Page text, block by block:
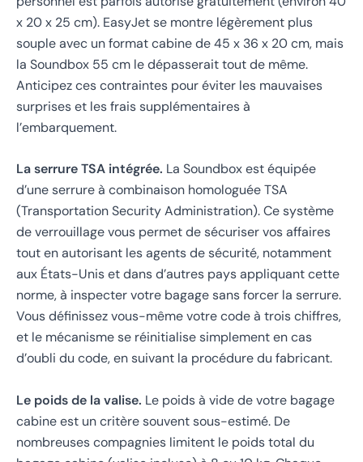
x 20 x 25 cm). EasyJet se montre légèrement plus
souple avec un format cabine de 45 x 36 x 20 cm, mais
la Soundbox 55 cm le dépasserait tout de même.
Anticipez ces contraintes pour éviter les mauvaises
surprises et les frais supplémentaires à
l’embarquement.
La serrure TSA intégrée. La Soundbox est équipée
d’une serrure à combinaison homologuée TSA
(Transportation Security Administration). Ce système
de verrouillage vous permet de sécuriser vos affaires
tout en autorisant les agents de sécurité, notamment
aux États-Unis et dans d’autres pays appliquant cette
norme, à inspecter votre bagage sans forcer la serrure.
Vous définissez vous-même votre code à trois chiffres,
et le mécanisme se réinitialise simplement en cas
d’oubli du code, en suivant la procédure du fabricant.
Le poids de la valise. Le poids à vide de votre bagage
cabine est un critère souvent sous-estimé. De
nombreuses compagnies limitent le poids total du